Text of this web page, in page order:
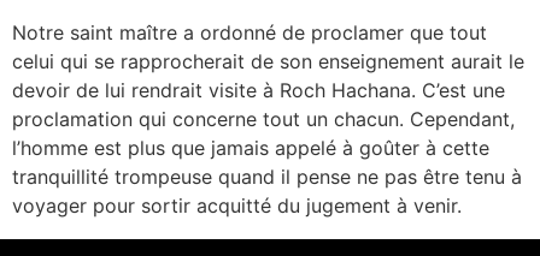
Notre saint maître a ordonné de proclamer que tout
celui qui se rapprocherait de son enseignement aurait le
devoir de lui rendrait visite à Roch Hachana. C’est une
proclamation qui concerne tout un chacun. Cependant,
l’homme est plus que jamais appelé à goûter à cette
tranquillité trompeuse quand il pense ne pas être tenu à
voyager pour sortir acquitté du jugement à venir.